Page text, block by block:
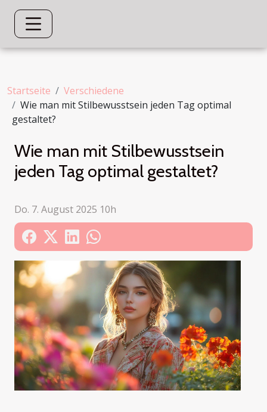
Startseite
Verschiedene
Wie man mit Stilbewusstsein jeden Tag optimal
gestaltet?
Wie man mit Stilbewusstsein
jeden Tag optimal gestaltet?
Do. 7. August 2025 10h